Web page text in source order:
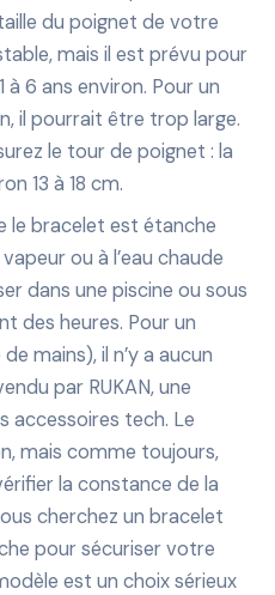
du poignet de votre
mais il est prévu pour
à 6 ans environ. Pour un
il pourrait être trop large.
le tour de poignet : la
13 à 18 cm.
le bracelet est étanche
ou à l’eau chaude
dans une piscine ou sous
des heures. Pour un
mains), il n’y a aucun
par RUKAN, une
accessoires tech. Le
mais comme toujours,
la constance de la
cherchez un bracelet
pour sécuriser votre
est un choix sérieux